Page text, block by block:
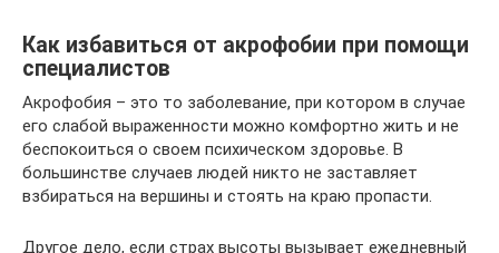
Как избавиться от акрофобии при помощи
специалистов
Акрофобия – это то заболевание, при котором в случае
его слабой выраженности можно комфортно жить и не
беспокоиться о своем психическом здоровье. В
большинстве случаев людей никто не заставляет
взбираться на вершины и стоять на краю пропасти.
Другое дело, если страх высоты вызывает ежедневный